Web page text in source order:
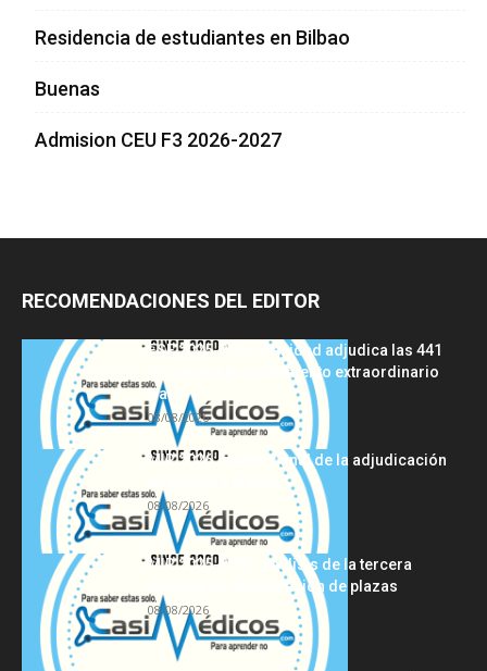
Residencia de estudiantes en Bilbao
Buenas
Admision CEU F3 2026-2027
RECOMENDACIONES DEL EDITOR
FSE 2025-2026: Sanidad adjudica las 441
plazas del procedimiento extraordinario
tras...
08/08/2026
MIR 2026: análisis final de la adjudicación
de plazas y claves...
08/08/2026
MIR 2025-2026: análisis de la tercera
semana de adjudicación de plazas
08/08/2026